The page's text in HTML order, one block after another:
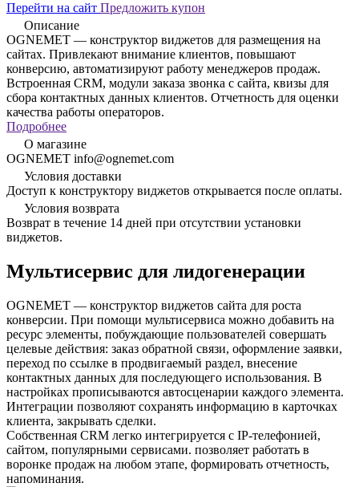
Перейти на сайт Предложить купон
Описание
OGNEMET — конструктор виджетов для размещения на
сайтах. Привлекают внимание клиентов, повышают
конверсию, автоматизируют работу менеджеров продаж.
Встроенная CRM, модули заказа звонка с сайта, квизы для
сбора контактных данных клиентов. Отчетность для оценки
качества работы операторов.
Подробнее
О магазине
OGNEMET info@ognemet.com
Условия доставки
Доступ к конструктору виджетов открывается после оплаты.
Условия возврата
Возврат в течение 14 дней при отсутствии установки
виджетов.
Мультисервис для лидогенерации
OGNEMET — конструктор виджетов сайта для роста
конверсии. При помощи мультисервиса можно добавить на
ресурс элементы, побуждающие пользователей совершать
целевые действия: заказ обратной связи, оформление заявки,
переход по ссылке в продвигаемый раздел, внесение
контактных данных для последующего использования. В
настройках прописываются автосценарии каждого элемента.
Интеграции позволяют сохранять информацию в карточках
клиента, закрывать сделки.
Собственная CRM легко интегрируется с IP-телефонией,
сайтом, популярными сервисами. позволяет работать в
воронке продаж на любом этапе, формировать отчетность,
напоминания.